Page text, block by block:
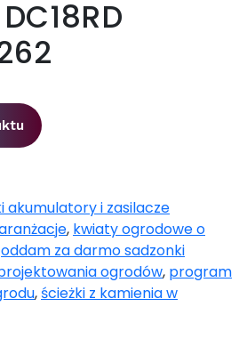
akumulatory i zasilacze
, kwiaty ogrodowe o
oddam za darmo sadzonki
ogrodów, program
,ścieżki z kamienia w